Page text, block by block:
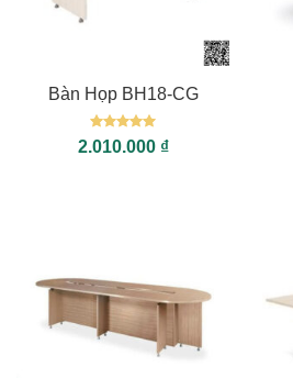
Bàn Họp BH18-CG
Được xếp
hạng55
2.010.000 ₫